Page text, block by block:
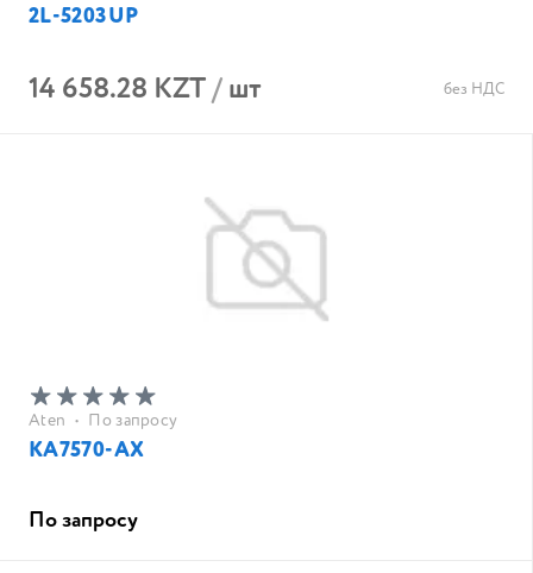
2L-5203UP
14 658.28 KZT/шт без НДС
Aten • По запросу
KA7570-AX
По запросу